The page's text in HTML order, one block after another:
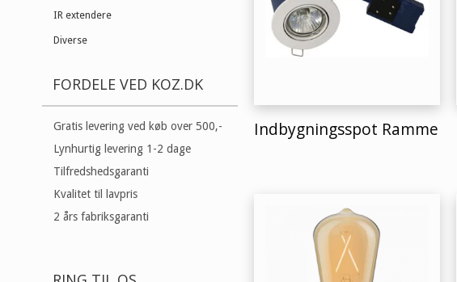
IR extendere
Diverse
FORDELE VED KOZ.DK
Gratis levering ved køb over 500,-
Lynhurtig levering 1-2 dage
Tilfredshedsgaranti
Kvalitet til lavpris
2 års fabriksgaranti
Indbygningsspot Ramme